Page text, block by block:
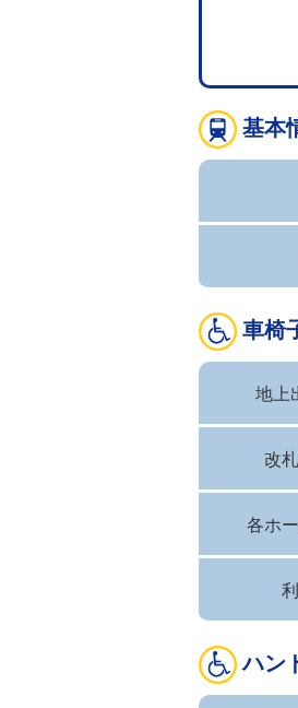
基本
車椅
地上
改
各ホ
ハン